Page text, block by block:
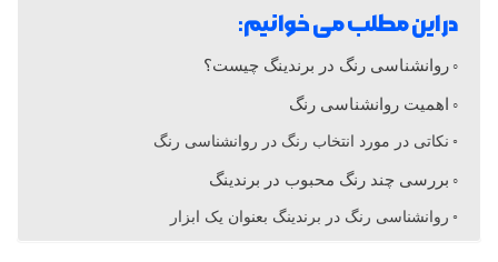
س
ی
در این مطلب می خوانیم:
روانشناسی رنگ در برندینگ چیست؟
اهمیت روانشناسی رنگ
نکاتی در مورد انتخاب رنگ در روانشناسی رنگ
بررسی چند رنگ محبوب در برندینگ
روانشناسی رنگ در برندینگ بعنوان یک ابزار